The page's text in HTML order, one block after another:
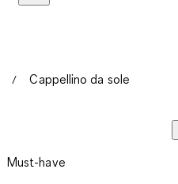
Cappellino da sole
Must-have